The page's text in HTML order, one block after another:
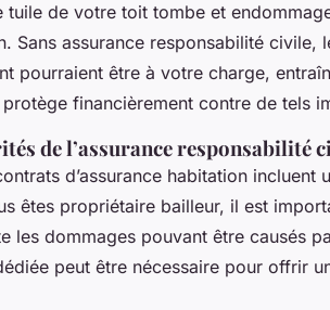
tuile de votre toit tombe et
Sans assurance responsabilité
pourraient être à votre charge,
financièrement contre de tels
de l’assurance responsabilité
d’assurance habitation incluent
êtes propriétaire bailleur, il est
les dommages pouvant être causés
peut être nécessaire pour offrir